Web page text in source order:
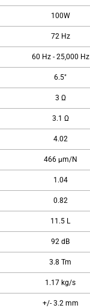
100W
72 Hz
60 Hz - 25,000 Hz
6.5"
3 Ω
3.1 Ω
4.02
466 μm/N
1.04
0.82
11.5 L
92 dB
3.8 Tm
1.17 kg/s
+/- 3.2 mm